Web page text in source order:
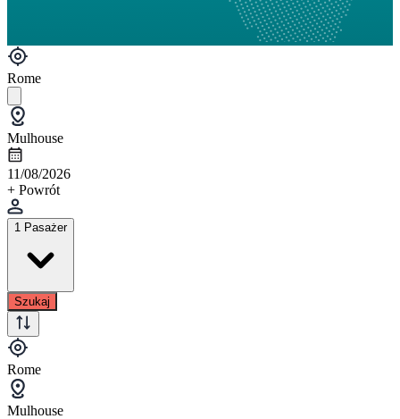
Rome
Mulhouse
11/08/2026
+ Powrót
1 Pasażer
Szukaj
Rome
Mulhouse